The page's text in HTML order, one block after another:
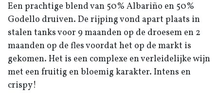
Een prachtige blend van 50% Albariño en 50%
Godello druiven. De rijping vond apart plaats in
stalen tanks voor 9 maanden op de droesem en 2
maanden op de fles voordat het op de markt is
gekomen. Het is een complexe en verleidelijke wijn
met een fruitig en bloemig karakter. Intens en
crispy!